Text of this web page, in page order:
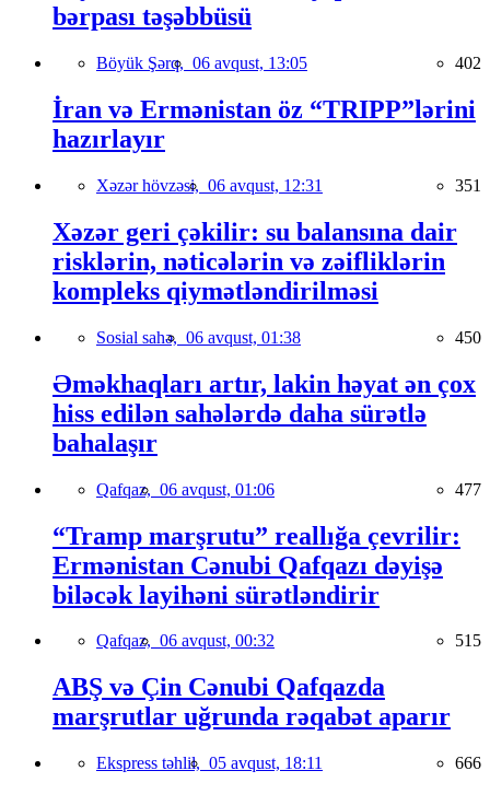
bərpası təşəbbüsü
Böyük Şərq, 06 avqust, 13:05 402
İran və Ermənistan öz “TRIPP”lərini
hazırlayır
Xəzər hövzəsi, 06 avqust, 12:31 351
Xəzər geri çəkilir: su balansına dair
risklərin, nəticələrin və zəifliklərin
kompleks qiymətləndirilməsi
Sosial sahə, 06 avqust, 01:38 450
Əməkhaqları artır, lakin həyat ən çox
hiss edilən sahələrdə daha sürətlə
bahalaşır
Qafqaz, 06 avqust, 01:06 477
“Tramp marşrutu” reallığa çevrilir:
Ermənistan Cənubi Qafqazı dəyişə
biləcək layihəni sürətləndirir
Qafqaz, 06 avqust, 00:32 515
ABŞ və Çin Cənubi Qafqazda
marşrutlar uğrunda rəqabət aparır
Ekspress təhlil, 05 avqust, 18:11 666